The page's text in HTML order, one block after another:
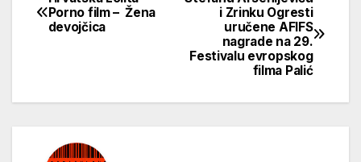
Кретање
чланка
i Zrinku Ogresti
uručene AFIFS
nagrade na 29.
Festivalu evropskog
filma Palić
Porno film – Žena
devojčica